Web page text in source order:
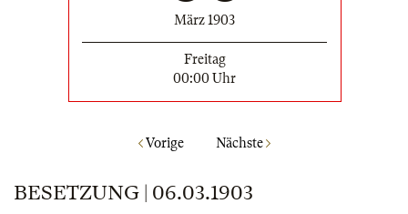
März 1903
Freitag
00:00 Uhr
Vorige Nächste
BESETZUNG | 06.03.1903